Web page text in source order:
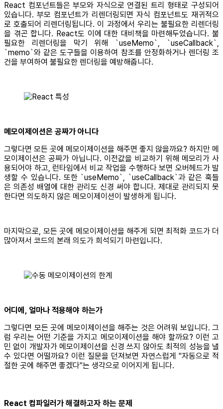
React 컴포넌트들은 부모와 자식으로 연결된 트리 형태로 구성되어
있습니다. 부모 컴포넌트가 리렌더링되면 자식 컴포넌트도 재귀적으
로 호출되어 리렌더링됩니다. 이 과정에서 우리는 불필요한 리렌더링
을 겪곤 합니다. React도 이에 대한 대비책을 마련해두었습니다. 불
필요한 리렌더링을 막기 위해 `useMemo`, `useCallback`,
`memo`와 같은 도구들을 이용하여 참조를 안정화하거나 렌더링 조
건을 부여하여 불필요한 렌더링을 예방해줍니다.
메모이제이션은 공짜가 아니다
그렇다면 모든 곳에 메모이제이션을 해주면 좋지 않을까요? 하지만 메
모이제이션은 공짜가 아닙니다. 이전값을 비교하기 위해 메모리가 사
용되어야 하고, 런타임에서 비교 작업을 수행하다 보면 오버헤드가 발
생할 수 있습니다. 또한 `useMemo`, `useCallback`과 같은 훅들
은 의존성 배열에 대한 관리도 신경 써야 합니다. 제대로 관리되지 못
한다면 의도하지 않은 메모이제이션이 발생하게 됩니다.
마지막으로, 모든 곳에 메모이제이션을 해주게 되면 최적화 코드가 더
많아져서 코드의 본래 의도가 희석되기 마련입니다.
어디에, 얼마나 적용해야 하는가
그렇다면 모든 곳에 메모이제이션을 해주는 것은 어려워 보입니다. 그
럼 우리는 어떤 기준을 가지고 메모이제이션을 해야 할까요? 이런 고
민 없이 개발자가 메모이제이션을 신경 쓰지 않아도 최적의 성능을 낼
수 있다면 어떨까요? 이런 질문을 던져보면 자연스럽게 "자동으로 적
절한 곳에 해주면 좋겠다"는 생각으로 이어지게 됩니다.
React 컴파일러가 해결하고자 하는 문제